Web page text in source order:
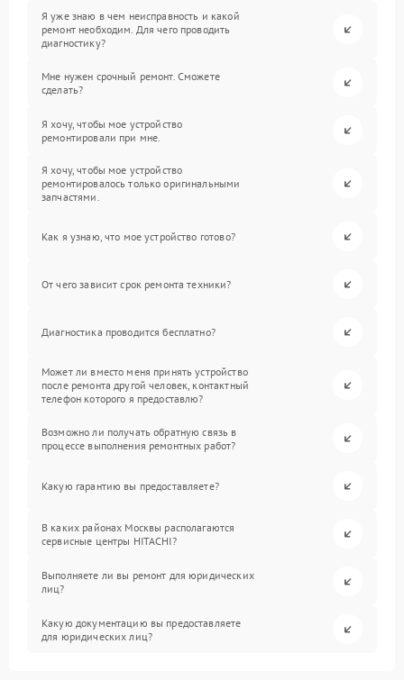
Я уже знаю в чем неисправность и какой
ремонт необходим. Для чего проводить
диагностику?
Мне нужен срочный ремонт. Сможете
сделать?
Я хочу, чтобы мое устройство
ремонтировали при мне.
Я хочу, чтобы мое устройство
ремонтировалось только оригинальными
запчастями.
Как я узнаю, что мое устройство готово?
От чего зависит срок ремонта техники?
Диагностика проводится бесплатно?
Может ли вместо меня принять устройство
после ремонта другой человек, контактный
телефон которого я предоставлю?
Возможно ли получать обратную связь в
процессе выполнения ремонтных работ?
Какую гарантию вы предоставляете?
В каких районах Москвы располагаются
сервисные центры HITACHI?
Выполняете ли вы ремонт для юридических
лиц?
Какую документацию вы предоставляете
для юридических лиц?